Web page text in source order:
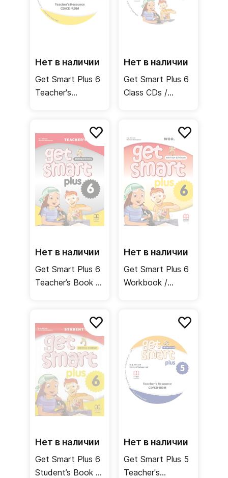
текстов, инсценировок и анимационных рассказов.
Нет в наличии
Get Smart Plus 6
Teacher's
Материалы для
учителя
Нет в наличии
Get Smart Plus 6
Class CDs /
Нет в наличии
Get Smart Plus 6
Teacher’s Book /
Нет в наличии
Get Smart Plus 6
Workbook /
Нет в наличии
Get Smart Plus 6
Student’s Book /
Нет в наличии
Get Smart Plus 5
Teacher's